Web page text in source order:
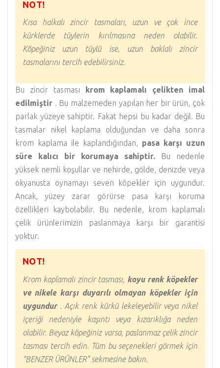
NOT!
Kısa halkalı zincir tasmaları, uzun ve çok ince
kürklerde tüylerin kırılmasına neden olabilir.
Köpeğiniz uzun tüylü ise, uzun baklalı zincir
tasmalarını tercih edebilirsiniz.
Bu zincir tasması
krom kaplamalı çelikten imal
edilmiştir . Bu malzemeden yapılan her bir ürün, çok
parlak yüzeye sahiptir. Fakat hepsi bu kadar değil. Bu
tasmalar nikel kaplama olduğundan ve daha sonra
krom kaplama ile kaplandığından, pasa karşı uzun
süre kalıcı bir korumaya sahiptir. Bu nedenle
yüksek nemli koşullar ve nehirde, gölde, denizde veya
okyanusta oynamayı seven köpekler için uygundur.
Ancak, yüzey zarar görürse pasa karşı koruma
özellikleri kaybolabilir. Bu nedenle, krom kaplamalı
çelik ürünlerimizin paslanmaya karşı bir garantisi
yoktur.
NOT!
Krom kaplamalı zincir tasması, koyu renk köpekler
ve nikele karşı duyarılı olmayan köpekler için
uygundur. Açık renk kürkü lekeleyebilir veya nikel
içeriği nedeniyle kaşıntı veya kızarıklığa neden
olabilir. Beyaz köpeğiniz varsa, paslanmaz çelik zincir
tasması tercih edin. Tüm bu seçenekleri görmek için
“BENZER ÜRÜNLER” sekmesine bakın.